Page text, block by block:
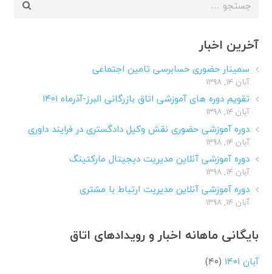
آخرین اخبار
سمینار حضوری حسابرسی تامین اجتماعی
آبان ۱۴, ۱۳۹۸
تقویم دوره های آموزشی اتاق بازرگانی البرز-آذرماه ۱۴۰۱
آبان ۱۴, ۱۳۹۸
دوره آموزشی حضوری نقش وکیل دادگستری در فرایند داوری
آبان ۱۴, ۱۳۹۸
دوره آموزشی آنلاین مدیریت دیجیتال مارکتینگ
آبان ۱۴, ۱۳۹۸
دوره آموزشی آنلاین مدیریت ارتباط با مشتری
آبان ۱۴, ۱۳۹۸
بایگانی ماهانه اخبار و رویدادهای اتاق
آبان ۱۴۰۱
(۴۰)